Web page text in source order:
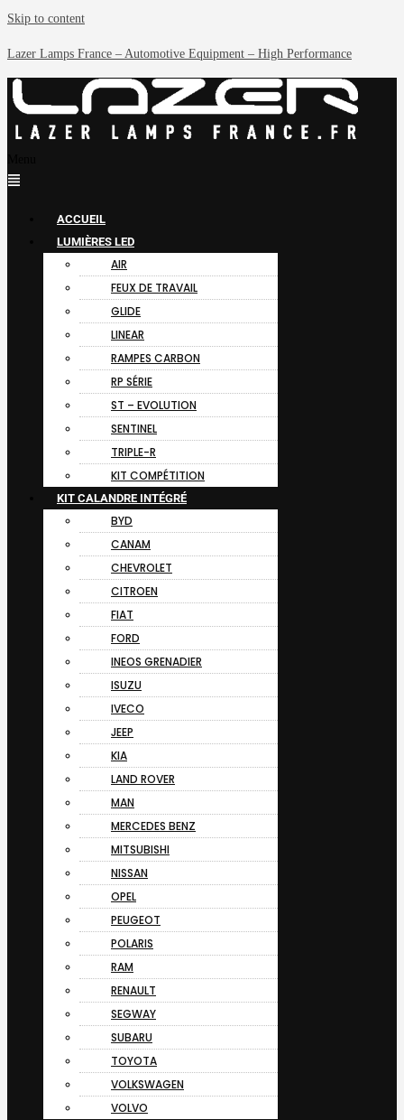
Skip to content
Lazer Lamps France – Automotive Equipment – High Performance
ACCUEIL
LUMIÈRES LED
AIR
FEUX DE TRAVAIL
GLIDE
LINEAR
RAMPES CARBON
RP SÉRIE
ST – EVOLUTION
SENTINEL
TRIPLE-R
KIT COMPÉTITION
KIT CALANDRE INTÉGRÉ
BYD
CANAM
CHEVROLET
CITROEN
FIAT
FORD
INEOS GRENADIER
ISUZU
IVECO
JEEP
KIA
LAND ROVER
MAN
MERCEDES BENZ
MITSUBISHI
NISSAN
OPEL
PEUGEOT
POLARIS
RAM
RENAULT
SEGWAY
SUBARU
TOYOTA
VOLKSWAGEN
VOLVO